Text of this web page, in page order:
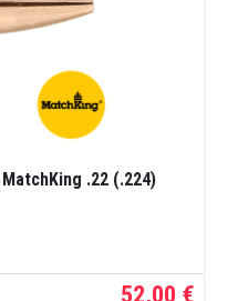
.22 (.224)
52,00 €